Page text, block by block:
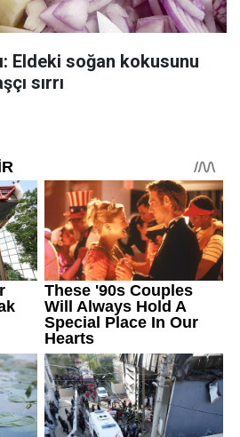
Eldeki soğan kokusunu
sırrı